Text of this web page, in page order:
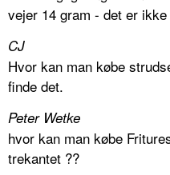
vejer 14 gram - det er
CJ
Hvor kan man købe
finde det.
Peter Wetke
hvor kan man købe
trekantet ??